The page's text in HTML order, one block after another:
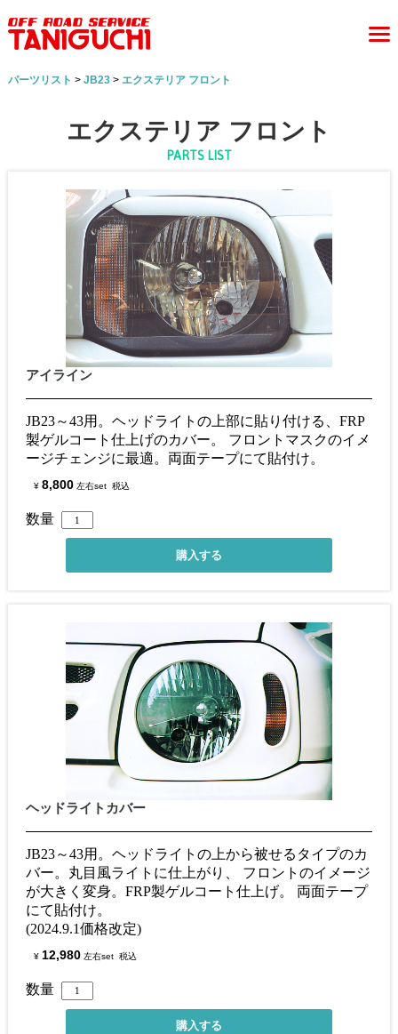
パーツリスト > JB23 > エクステリア フロント
エクステリア フロント
PARTS LIST
アイライン
JB23～43用。ヘッドライトの上部に貼り付ける、FRP
製ゲルコート仕上げのカバー。 フロントマスクのイメ
ージチェンジに最適。両面テープにて貼付け。
¥ 8,800 左右set 税込
数量
ヘッドライトカバー
JB23～43用。ヘッドライトの上から被せるタイプのカ
バー。丸目風ライトに仕上がり、 フロントのイメージ
が大きく変身。FRP製ゲルコート仕上げ。 両面テープ
にて貼付け。
(2024.9.1価格改定)
¥ 12,980 左右set 税込
数量